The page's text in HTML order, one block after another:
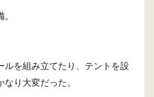
ルを組み立てたり、テントを設
り大変だった。